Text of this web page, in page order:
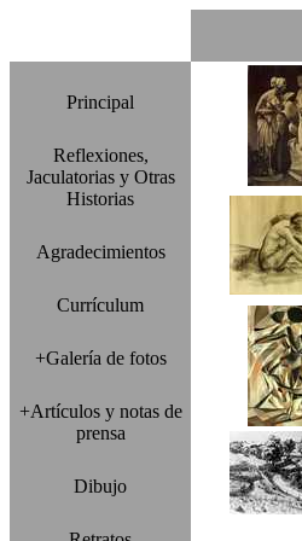
Principal
Reflexiones,
Jaculatorias y Otras
Historias
Agradecimientos
Currículum
+Galería de fotos
+Artículos y notas de
prensa
Dibujo